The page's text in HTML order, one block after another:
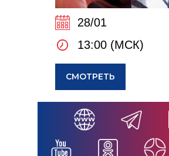
СМОТРЕТЬ
13:00 (МСК)
28/01